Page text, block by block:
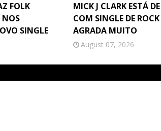
FOLK
SINGLE
MICK J CLARK ESTÁ
COM SINGLE DE
AGRADA MUITO
August 07, 2026